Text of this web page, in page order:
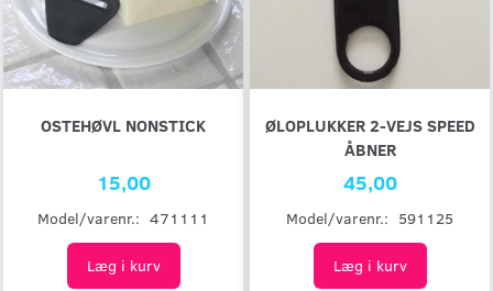
OSTEHØVL NONSTICK
15,00
Model/varenr.: 471111
Læg i kurv
ØLOPLUKKER 2-VEJS SPEED
ÅBNER
45,00
Model/varenr.: 591125
Læg i kurv